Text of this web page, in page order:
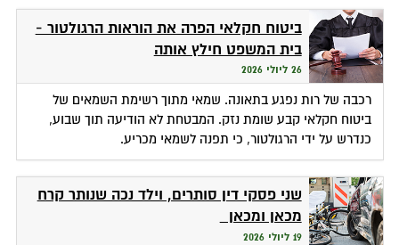
ביטוח חקלאי הפרה את הוראות הרגולטור -
בית המשפט חילץ אותה
26 ליולי 2026
רכבה של רות נפגע בתאונה. שמאי מתוך רשימת השמאים של
ביטוח חקלאי קבע שומת נזק. המבטחת לא הודיעה תוך שבוע,
כנדרש על ידי הרגולטור, כי תפנה לשמאי מכריע.
שני פסקי דין סותרים, וילד נכה שנותר קרח
מכאן ומכאן
19 ליולי 2026